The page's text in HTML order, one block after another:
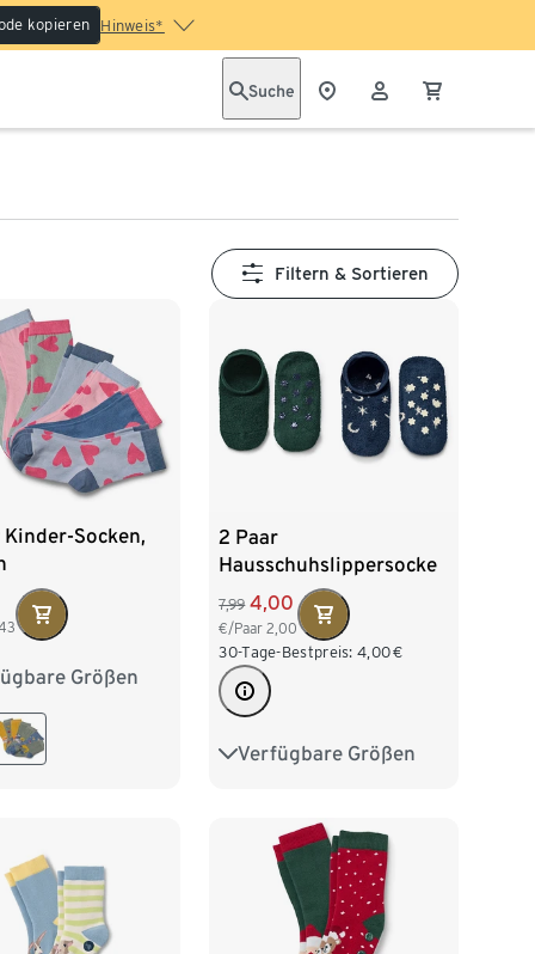
kopieren Hinweis*
Suche
Filtern & Sortieren
Kinder-Socken,
Größen
27-30 31-34
2 Paar
Hausschuhslippersocke
7,99 4,00
€/Paar2,00
30-Tage-Bestpreis: 4,00€
Verfügbare Größen
27-30 31-34 35-38